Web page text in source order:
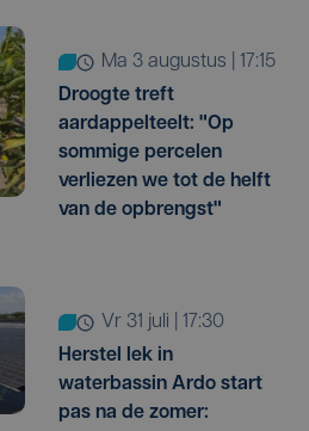
ma 3 augustus | 17:15
Droogte treft
aardappelteelt: "Op
sommige percelen
verliezen we tot de helft
van de opbrengst"
vr 31 juli | 17:30
Herstel lek in
waterbassin Ardo start
pas na de zomer: